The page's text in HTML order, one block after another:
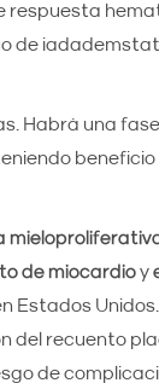
respuesta
de
Habrá una
de miocardioy
Estados
recuento
de